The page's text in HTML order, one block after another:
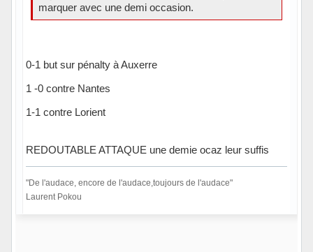
marquer avec une demi occasion.
0-1 but sur pénalty à Auxerre
1 -0 contre Nantes
1-1 contre Lorient
REDOUTABLE ATTAQUE une demie ocaz leur suffis
"De l'audace, encore de l'audace,toujours de l'audace"
Laurent Pokou